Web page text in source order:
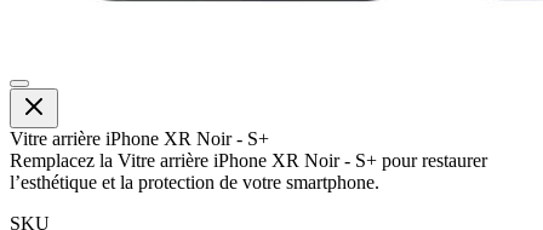
Vitre arrière iPhone XR Noir - S+
Remplacez la Vitre arrière iPhone XR Noir - S+ pour restaurer
l’esthétique et la protection de votre smartphone.
SKU